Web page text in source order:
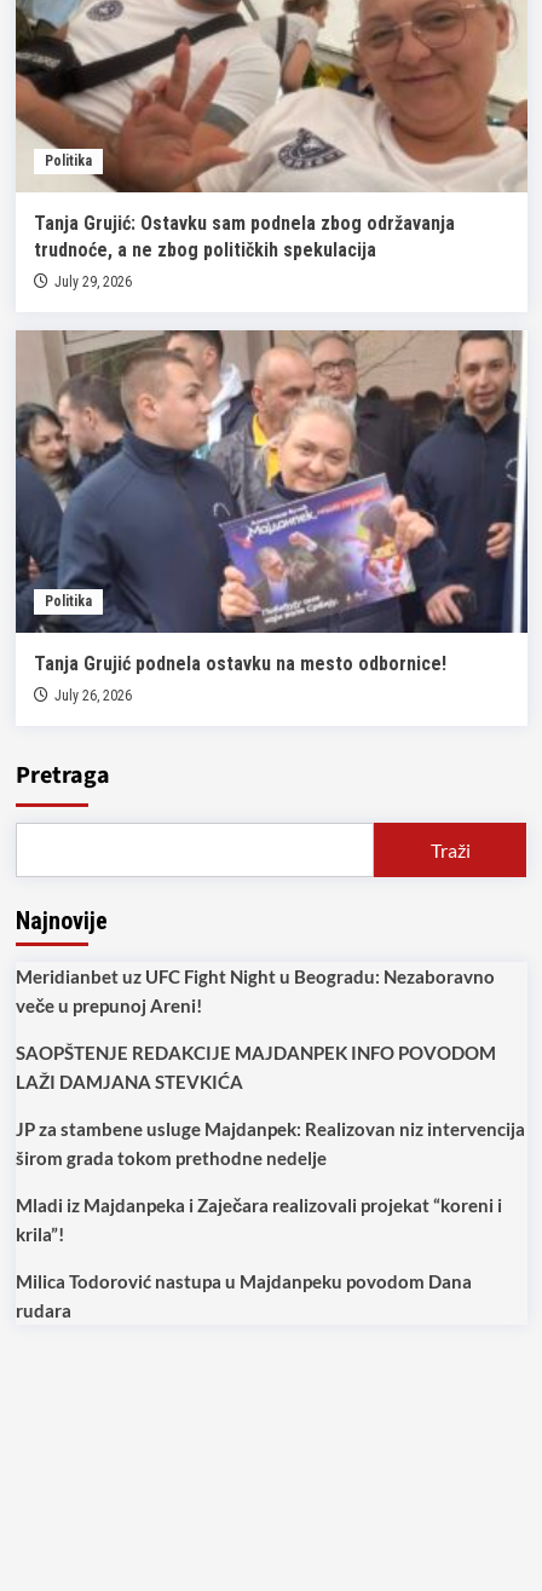
Politika
Tanja Grujić: Ostavku sam podnela zbog održavanja
trudnoće, a ne zbog političkih spekulacija
July 29, 2026
Politika
Tanja Grujić podnela ostavku na mesto odbornice!
July 26, 2026
Pretraga
Traži
Najnovije
Meridianbet uz UFC Fight Night u Beogradu: Nezaboravno
veče u prepunoj Areni!
SAOPŠTENJE REDAKCIJE MAJDANPEK INFO POVODOM
LAŽI DAMJANA STEVKIĆA
JP za stambene usluge Majdanpek: Realizovan niz intervencija
širom grada tokom prethodne nedelje
Mladi iz Majdanpeka i Zaječara realizovali projekat “koreni i
krila”!
Milica Todorović nastupa u Majdanpeku povodom Dana
rudara